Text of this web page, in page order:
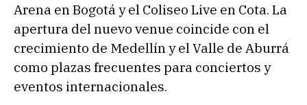
Arena en Bogotá y el Coliseo Live en Cota. La
apertura del nuevo venue coincide con el
crecimiento de Medellín y el Valle de Aburrá
como plazas frecuentes para conciertos y
eventos internacionales.